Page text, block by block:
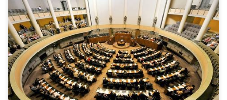
Ilmastonmuutosalarmistien julistus
Ilmastonmuutosalarmistit julistavat, että yksittäisistä
kylmistä säistä ei pidä välittää. Olennaista on ilmaston
muutos. Kun on lämmintä, se on […]